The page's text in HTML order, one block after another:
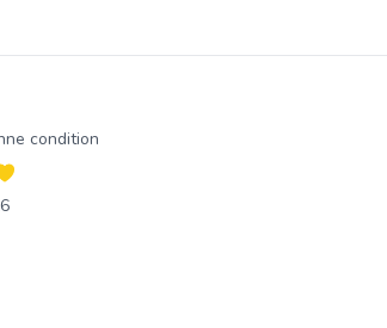
condition